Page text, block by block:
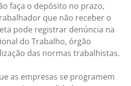
faça o depósito no prazo,
que não receber o
pode registrar denúncia na
do Trabalho, órgão
das normas trabalhistas.
as empresas se programem